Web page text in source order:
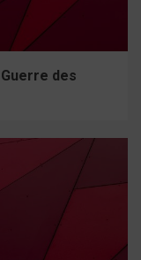
des